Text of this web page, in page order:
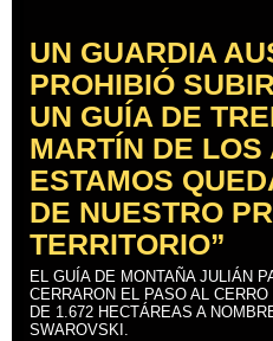
UN GUARDIA
PROHIBIÓ
UN GUÍA DE
MARTÍN DE LOS
ESTAMOS
DE NUESTRO
TERRITORIO”
EL GUÍA DE MONTAÑA JULIÁN
CERRARON EL PASO AL
DE 1.672 HECTÁREAS A
SWAROVSKI.